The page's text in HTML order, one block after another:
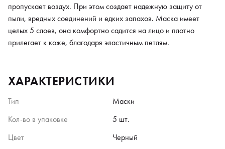
пропускает воздух. При этом создает надежную защиту от
пыли, вредных соединений и едких запахов. Маска имеет
целых 5 слоев, она комфортно садится на лицо и плотно
прилегает к коже, благодаря эластичным петлям.
ХАРАКТЕРИСТИКИ
Тип
Маски
Кол-во в упаковке
5 шт.
Цвет
Черный